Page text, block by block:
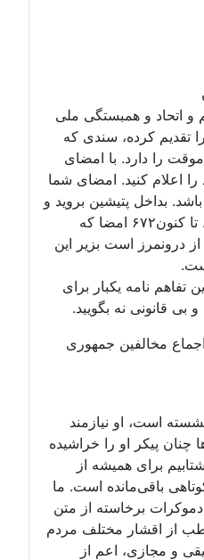
و همبستگی ملی
کرده، سندی که
را دارد. با امضای
کنید. امضای شما
بداخل پتیشین بروید و
درخواستنامه را امضا کنید. تا کنون۶۷۲ امضا که
درونمرز است بزیر این
نامه یکبار برای
نه بگویید.
مخالفین جمهوری
است، او نیازمند
پیکر او را خراشیده
برای همیشه از
باقی‌مانده است. ما
برخاسته از متن
از اقشار مختلف مردم
مجازی، اعم از